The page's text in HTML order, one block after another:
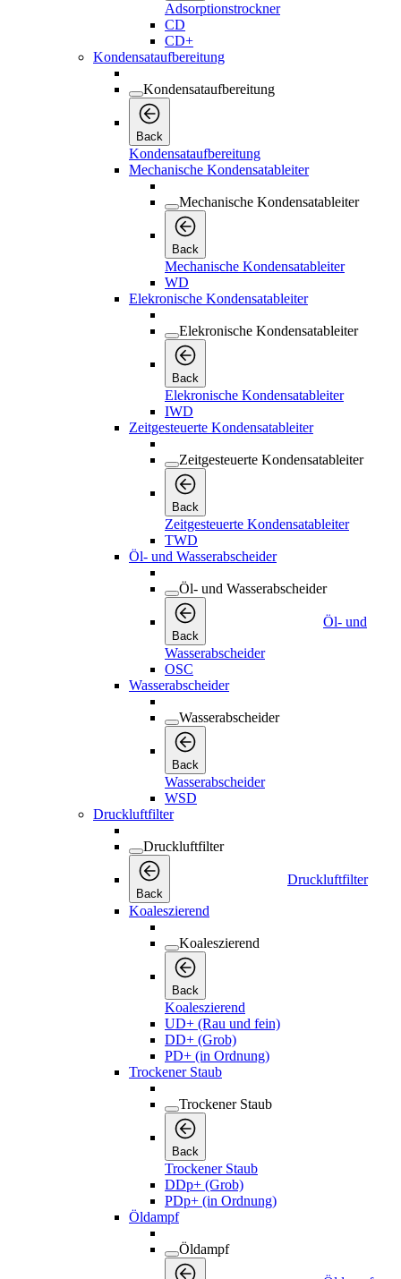
Adsorptionstrockner
CD
CD+
Kondensataufbereitung
Kondensataufbereitung
Back
Kondensataufbereitung
Mechanische Kondensatableiter
Mechanische Kondensatableiter
Back
Mechanische Kondensatableiter
WD
Elekronische Kondensatableiter
Elekronische Kondensatableiter
Back
Elekronische Kondensatableiter
IWD
Zeitgesteuerte Kondensatableiter
Zeitgesteuerte Kondensatableiter
Back
Zeitgesteuerte Kondensatableiter
TWD
Öl- und Wasserabscheider
Öl- und Wasserabscheider
Back
Öl- und
Wasserabscheider
OSC
Wasserabscheider
Wasserabscheider
Back
Wasserabscheider
WSD
Druckluftfilter
Druckluftfilter
Back
Druckluftfilter
Koaleszierend
Koaleszierend
Back
Koaleszierend
UD+ (Rau und fein)
DD+ (Grob)
PD+ (in Ordnung)
Trockener Staub
Trockener Staub
Back
Trockener Staub
DDp+ (Grob)
PDp+ (in Ordnung)
Öldampf
Öldampf